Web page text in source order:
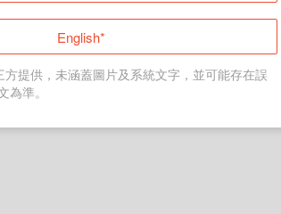
English*
提供，未涵蓋圖片及系統文字，並可能存在誤
為準。